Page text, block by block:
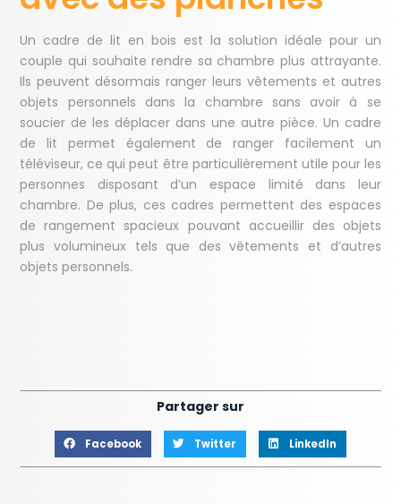
Un cadre de lit en bois est la solution idéale pour un
couple qui souhaite rendre sa chambre plus attrayante.
Ils peuvent désormais ranger leurs vêtements et autres
objets personnels dans la chambre sans avoir à se
soucier de les déplacer dans une autre pièce. Un cadre
de lit permet également de ranger facilement un
téléviseur, ce qui peut être particulièrement utile pour les
personnes disposant d’un espace limité dans leur
chambre. De plus, ces cadres permettent des espaces
de rangement spacieux pouvant accueillir des objets
plus volumineux tels que des vêtements et d’autres
objets personnels.
Partager sur
Facebook Twitter LinkedIn